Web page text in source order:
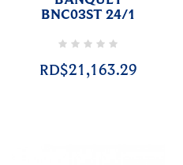
BNC03ST 24/1
RD$21,163.29